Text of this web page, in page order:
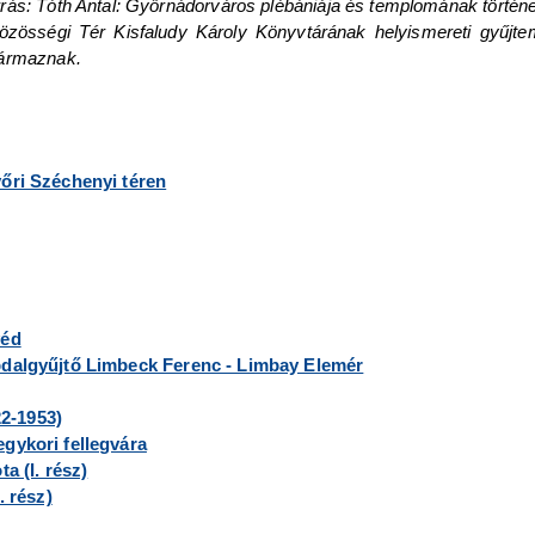
Tóth Antal: Győrnádorváros plébániája és templomának
Tér Kisfaludy Károly Könyvtárának helyismereti
Széchenyi téren
Limbeck Ferenc - Limbay Elemér
1953)
fellegvára
(I. rész)
rész)